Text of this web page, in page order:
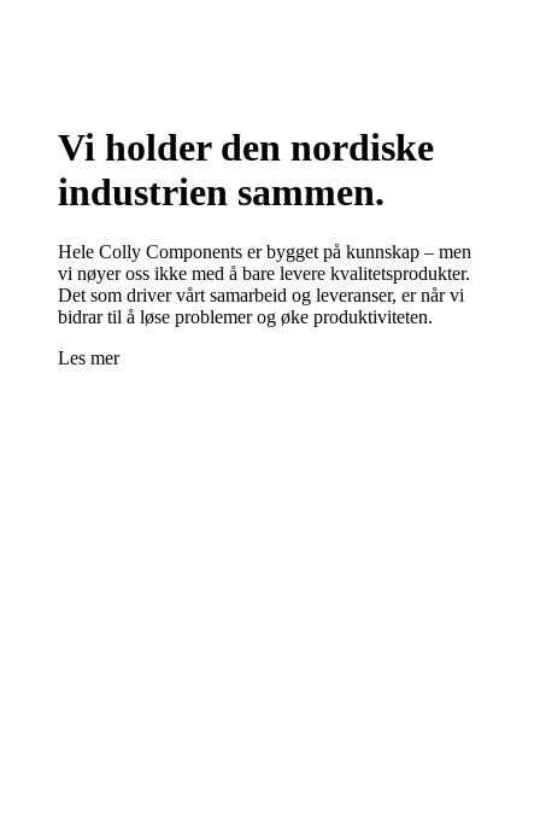
Vi holder den nordiske
industrien sammen.
Hele Colly Components er bygget på kunnskap – men
vi nøyer oss ikke med å bare levere kvalitetsprodukter.
Det som driver vårt samarbeid og leveranser, er når vi
bidrar til å løse problemer og øke produktiviteten.
Les mer